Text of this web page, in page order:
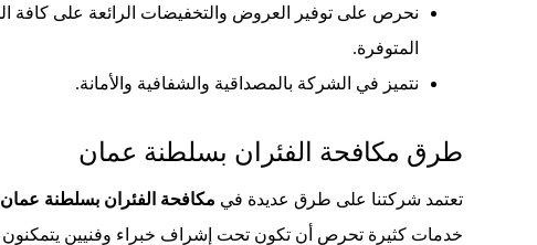
نحرص على توفير العروض والتخفيضات الرائعة على كافة
المتوفرة.
نتميز في الشركة بالمصداقية والشفافية والأمانة.
طرق مكافحة الفئران بسلطنة عمان
تعتمد شركتنا على طرق عديدة في مكافحة الفئران بسلطنة عمان
خدمات كثيرة تحرص أن تكون تحت إشراف خبراء وفنيين يتمكنون